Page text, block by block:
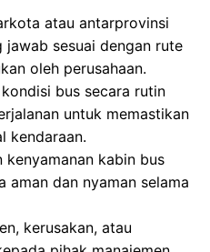
atau antarprovinsi
sesuai dengan rute
oleh perusahaan.
bus secara rutin
untuk memastikan
kendaraan.
kenyamanan kabin bus
aman dan nyaman selama
kerusakan, atau